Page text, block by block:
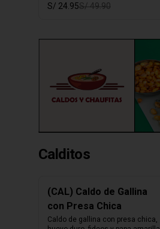
S/ 24.95S/ 49.90
Calditos
(CAL) Caldo de Gallina
con Presa Chica
Caldo de gallina con presa chica,